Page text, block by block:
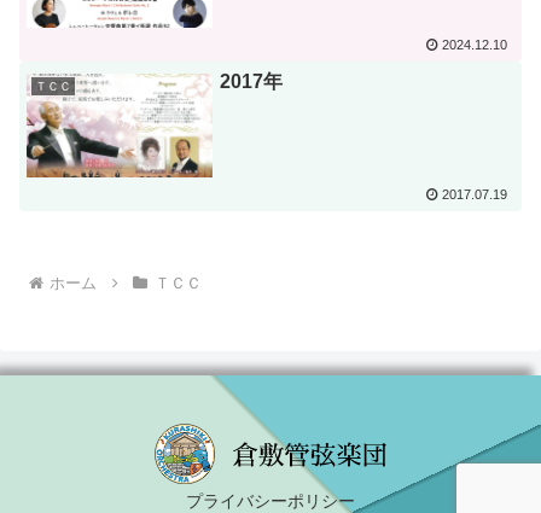
2024.12.10
ＴＣＣ 2017年
2017.07.19
ホーム ＴＣＣ
プライバシーポリシー